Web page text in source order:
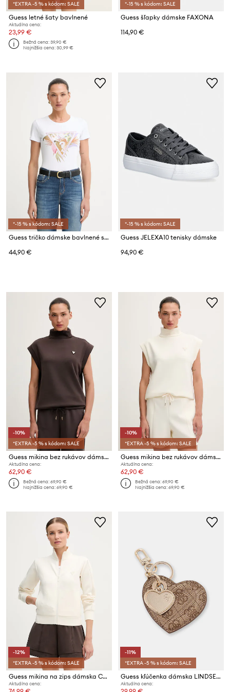
*EXTRA -5 % s kódom: SALE
Guess letné šaty bavlnené
Aktuálna cena:
23,99 €
Bežná cena:39,90 €
Najnižšia cena:30,99 €
*-15 % s kódom: SALE
Guess šľapky dámske FAXONA
114,90 €
*-15 % s kódom: SALE
Guess tričko dámske bavlnené s elastanom PALM
44,90 €
*-15 % s kódom: SALE
Guess JELEXA10 tenisky dámske
94,90 €
-10%
*EXTRA -5 % s kódom: SALE
Guess mikina bez rukávov dámska s modalom OLYMPE
Aktuálna cena:
62,90 €
Bežná cena:69,90 €
Najnižšia cena:69,90 €
-10%
*EXTRA -5 % s kódom: SALE
Guess mikina bez rukávov dámska s modalom OLYMPE
Aktuálna cena:
62,90 €
Bežná cena:69,90 €
Najnižšia cena:69,90 €
-12%
*EXTRA -5 % s kódom: SALE
Guess mikina na zips dámska CALISTA
Aktuálna cena:
-11%
*EXTRA -5 % s kódom: SALE
Guess kľúčenka dámska LINDSEY
Aktuálna cena: